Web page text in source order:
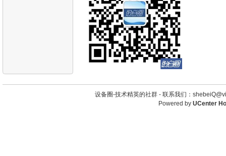
设备圈-技术精英的社群 - 联系我们：
Powered by UCenter